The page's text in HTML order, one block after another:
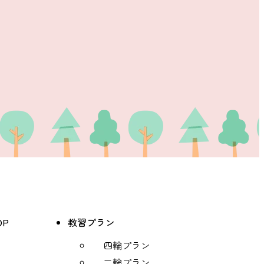
教習プラン
四輪プラン